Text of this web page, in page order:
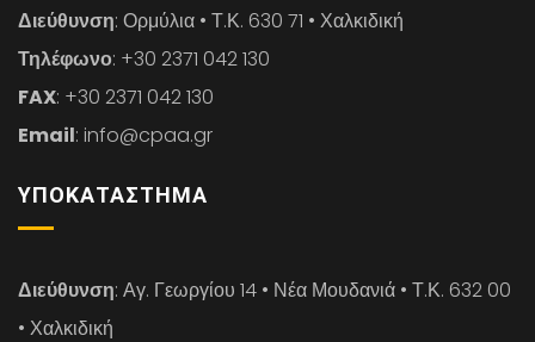
Διεύθυνση: Ορμύλια • Τ.Κ. 630 71 • Χαλκιδική
Τηλέφωνο: +30 2371 042 130
FAX: +30 2371 042 130
Email: info@cpaa.gr
ΥΠΟΚΑΤΆΣΤΗΜΑ
Διεύθυνση: Αγ. Γεωργίου 14 • Νέα Μουδανιά • Τ.Κ. 632 00
• Χαλκιδική